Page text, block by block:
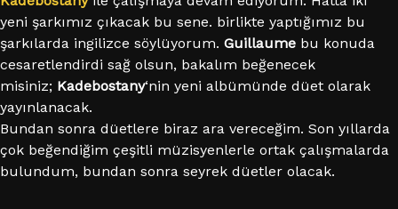
yeni şarkımız çıkacak bu sene. birlikte yaptığımız bu
şarkılarda ingilizce söylüyorum. Guillaume bu konuda
cesaretlendirdi sağ olsun, bakalım beğenecek
misiniz; Kadebostany‘nin yeni albümünde düet olarak
yayınlanacak.
Bundan sonra düetlere biraz ara vereceğim. Son yıllarda
çok beğendiğim çeşitli müzisyenlerle ortak çalışmalarda
bulundum, bundan sonra seyrek düetler olacak.